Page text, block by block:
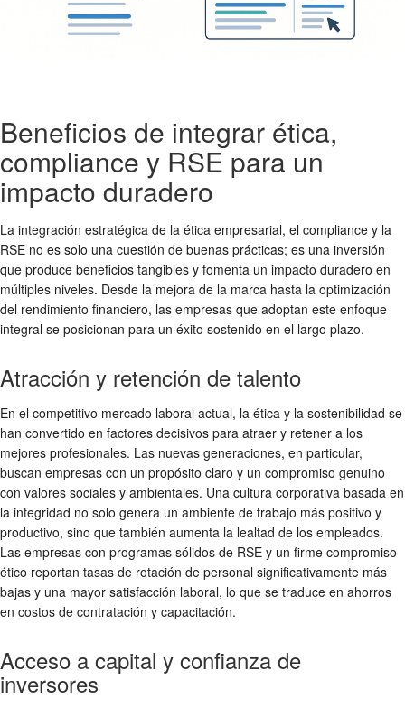
Beneficios de integrar ética,
compliance y RSE para un
impacto duradero
La integración estratégica de la ética empresarial, el compliance y la
RSE no es solo una cuestión de buenas prácticas; es una inversión
que produce beneficios tangibles y fomenta un impacto duradero en
múltiples niveles. Desde la mejora de la marca hasta la optimización
del rendimiento financiero, las empresas que adoptan este enfoque
integral se posicionan para un éxito sostenido en el largo plazo.
Atracción y retención de talento
En el competitivo mercado laboral actual, la ética y la sostenibilidad se
han convertido en factores decisivos para atraer y retener a los
mejores profesionales. Las nuevas generaciones, en particular,
buscan empresas con un propósito claro y un compromiso genuino
con valores sociales y ambientales. Una cultura corporativa basada en
la integridad no solo genera un ambiente de trabajo más positivo y
productivo, sino que también aumenta la lealtad de los empleados.
Las empresas con programas sólidos de RSE y un firme compromiso
ético reportan tasas de rotación de personal significativamente más
bajas y una mayor satisfacción laboral, lo que se traduce en ahorros
en costos de contratación y capacitación.
Acceso a capital y confianza de
inversores